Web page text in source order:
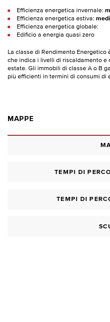
Efficienza energetica invernale:
Efficienza energetica estiva:
Efficienza energetica globale:
Edificio a energia quasi zero
La classe di Rendimento
che indica i livelli di riscaldamento e
estate. Gli immobili di classe A o B
più efficienti in termini di consumi di
MAPPE
TEMPI DI
TEMPI DI